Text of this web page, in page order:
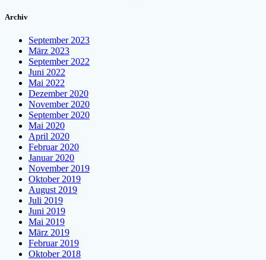
Archiv
September 2023
März 2023
September 2022
Juni 2022
Mai 2022
Dezember 2020
November 2020
September 2020
Mai 2020
April 2020
Februar 2020
Januar 2020
November 2019
Oktober 2019
August 2019
Juli 2019
Juni 2019
Mai 2019
März 2019
Februar 2019
Oktober 2018